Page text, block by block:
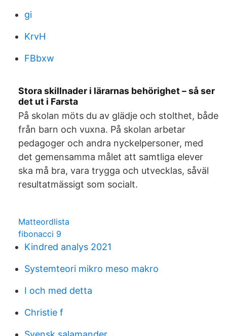
gi
KrvH
FBbxw
Stora skillnader i lärarnas behörighet – så ser
det ut i Farsta
På skolan möts du av glädje och stolthet, både
från barn och vuxna. På skolan arbetar
pedagoger och andra nyckelpersoner, med
det gemensamma målet att samtliga elever
ska må bra, vara trygga och utvecklas, såväl
resultatmässigt som socialt.
Matteordlista
fibonacci 9
Kindred analys 2021
Systemteori mikro meso makro
I och med detta
Christie f